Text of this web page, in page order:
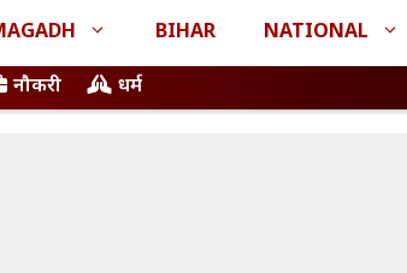
BIHAR NATIONAL
नौकरी धर्म